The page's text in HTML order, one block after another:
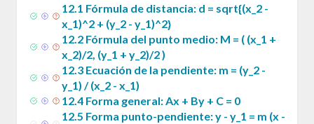
12.1 Fórmula de distancia: d = sqrt{(x_2 -
x_1)^2 + (y_2 - y_1)^2}
12.2 Fórmula del punto medio: M = ( (x_1 +
x_2)/2, (y_1 + y_2)/2 )
12.3 Ecuación de la pendiente: m = (y_2 -
y_1) / (x_2 - x_1)
12.4 Forma general: Ax + By + C = 0
12.5 Forma punto-pendiente: y - y_1 = m (x -